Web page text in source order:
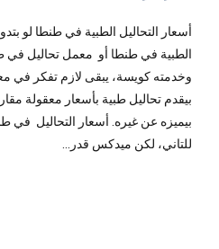
أسعار التحاليل الطبية في طنطا لو
الطبية في طنطا أو معمل تحاليل
وخدمته كويسة، يبقى لازم تفكر في
بيقدم تحاليل طبية بأسعار معقولة
بيميزه عن غيره. أسعار التحاليل
للتاني، لكن ميدكس قدر...